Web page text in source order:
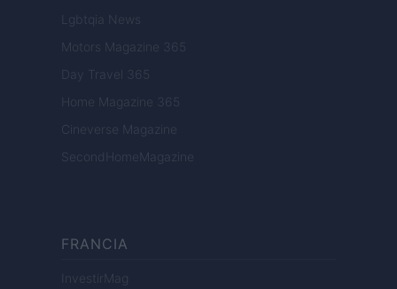
Lgbtqia News
Motors Magazine 365
Day Travel 365
Home Magazine 365
Cineverse Magazine
SecondHomeMagazine
FRANCIA
InvestirMag